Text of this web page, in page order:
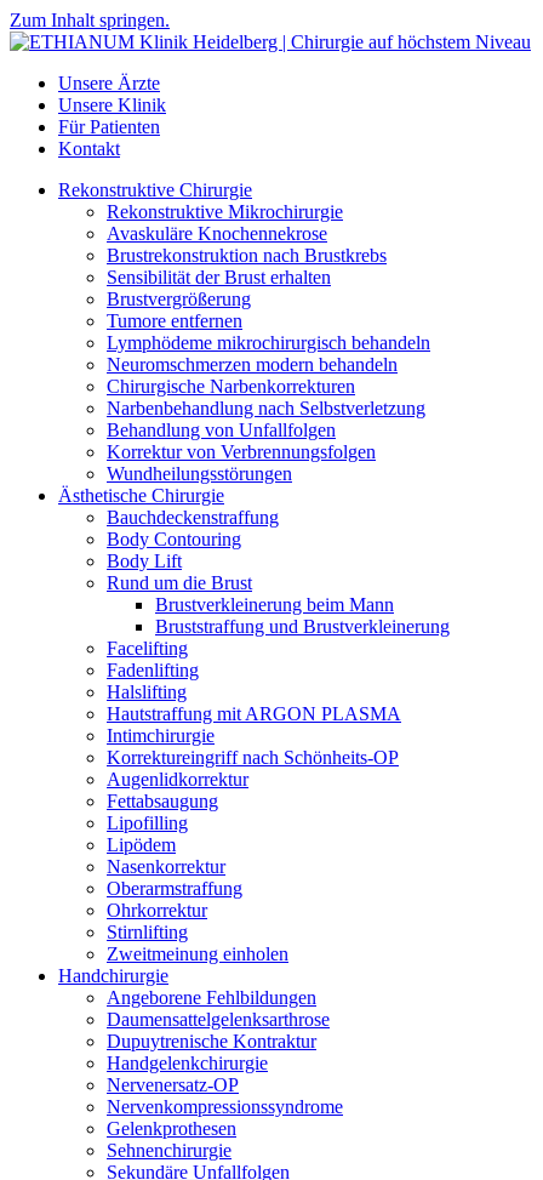
Zum Inhalt springen.
Unsere Ärzte
Unsere Klinik
Für Patienten
Kontakt
Rekonstruktive Chirurgie
Rekonstruktive Mikrochirurgie
Avaskuläre Knochennekrose
Brustrekonstruktion nach Brustkrebs
Sensibilität der Brust erhalten
Brustvergrößerung
Tumore entfernen
Lymphödeme mikrochirurgisch behandeln
Neuromschmerzen modern behandeln
Chirurgische Narbenkorrekturen
Narbenbehandlung nach Selbstverletzung
Behandlung von Unfallfolgen
Korrektur von Verbrennungsfolgen
Wundheilungsstörungen
Ästhetische Chirurgie
Bauchdeckenstraffung
Body Contouring
Body Lift
Rund um die Brust
Brustverkleinerung beim Mann
Bruststraffung und Brustverkleinerung
Facelifting
Fadenlifting
Halslifting
Hautstraffung mit ARGON PLASMA
Intimchirurgie
Korrektureingriff nach Schönheits-OP
Augenlidkorrektur
Fettabsaugung
Lipofilling
Lipödem
Nasenkorrektur
Oberarmstraffung
Ohrkorrektur
Stirnlifting
Zweitmeinung einholen
Handchirurgie
Angeborene Fehlbildungen
Daumensattelgelenksarthrose
Dupuytrenische Kontraktur
Handgelenkchirurgie
Nervenersatz-OP
Nervenkompressionssyndrome
Gelenkprothesen
Sehnenchirurgie
Sekundäre Unfallfolgen